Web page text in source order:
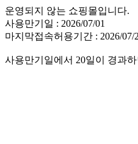
운영되지 않는 쇼핑몰입니다.
사용만기일 : 2026/07/01
마지막접속허용기간 : 2026/07/
사용만기일에서 20일이 경과